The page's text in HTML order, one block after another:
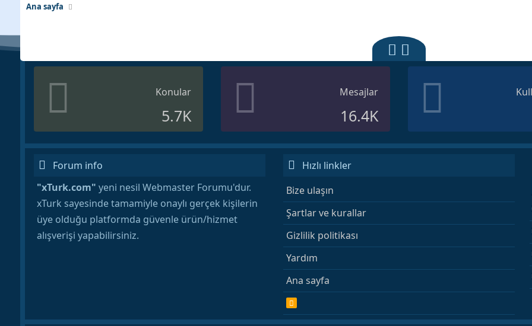
Ana sayfa
Konular
5.7K
Mesajlar
16.4K
Forum info
"xTurk.com" yeni nesil Webmaster Forumu'dur.
xTurk sayesinde tamamiyle onaylı gerçek kişilerin
üye olduğu platformda güvenle ürün/hizmet
alışverişi yapabilirsiniz.
Hızlı linkler
Bize ulaşın
Şartlar ve kurallar
Gizlilik politikası
Yardım
Ana sayfa
R
S
S